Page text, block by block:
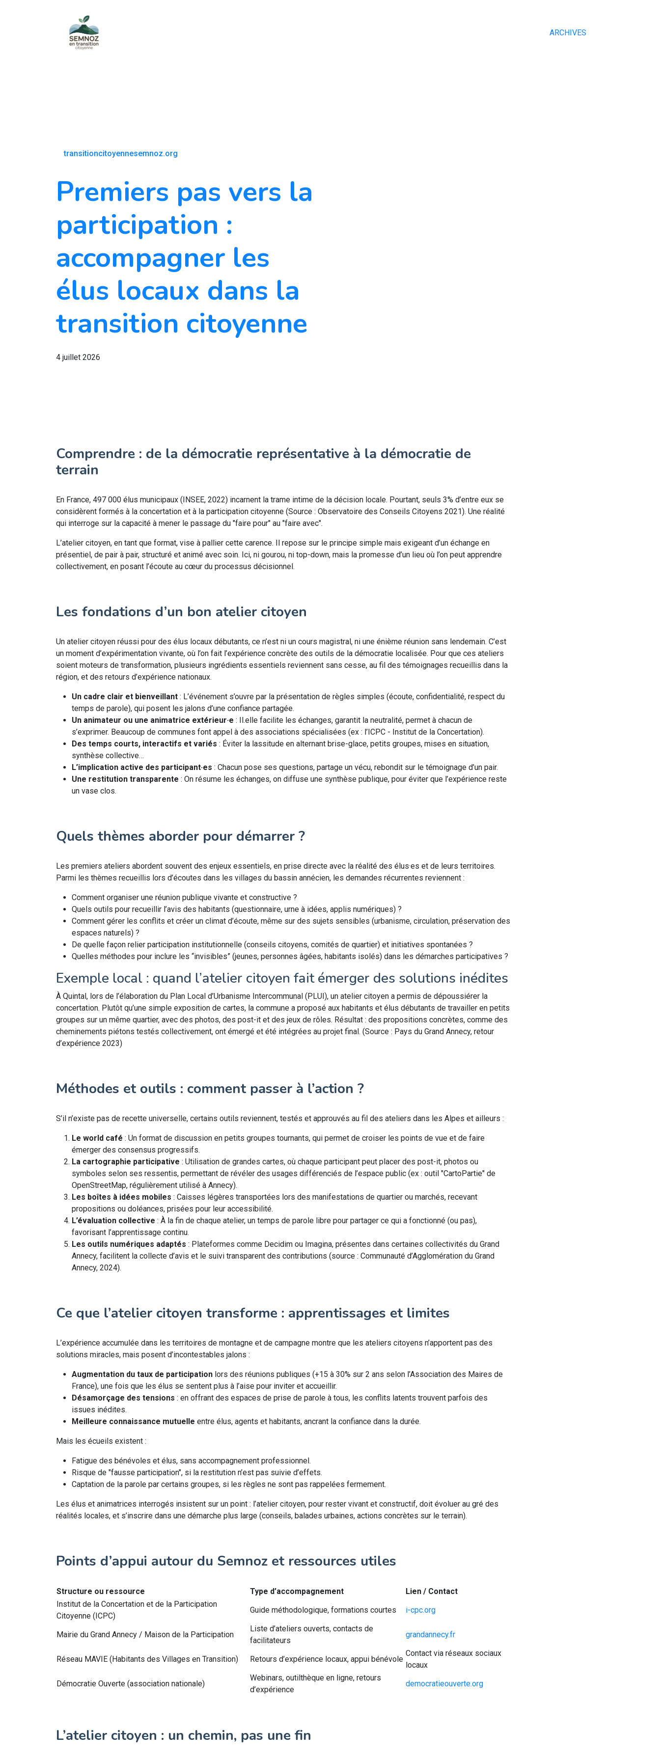
ARCHIVES
transitioncitoyennesemnoz.org
Premiers pas vers la
participation :
accompagner les
élus locaux dans la
transition citoyenne
4 juillet 2026
Comprendre : de la démocratie représentative à la démocratie de
terrain
En France, 497 000 élus municipaux (INSEE, 2022) incarnent la trame intime de la décision locale. Pourtant, seuls 3% d’entre eux se
considèrent formés à la concertation et à la participation citoyenne (Source : Observatoire des Conseils Citoyens 2021). Une réalité
qui interroge sur la capacité à mener le passage du "faire pour" au "faire avec".
L’atelier citoyen, en tant que format, vise à pallier cette carence. Il repose sur le principe simple mais exigeant d’un échange en
présentiel, de pair à pair, structuré et animé avec soin. Ici, ni gourou, ni top-down, mais la promesse d’un lieu où l’on peut apprendre
collectivement, en posant l’écoute au cœur du processus décisionnel.
Les fondations d’un bon atelier citoyen
Un atelier citoyen réussi pour des élus locaux débutants, ce n’est ni un cours magistral, ni une énième réunion sans lendemain. C’est
un moment d’expérimentation vivante, où l’on fait l’expérience concrète des outils de la démocratie localisée. Pour que ces ateliers
soient moteurs de transformation, plusieurs ingrédients essentiels reviennent sans cesse, au fil des témoignages recueillis dans la
région, et des retours d’expérience nationaux.
Un cadre clair et bienveillant : L’événement s’ouvre par la présentation de règles simples (écoute, confidentialité, respect du
temps de parole), qui posent les jalons d’une confiance partagée.
Un animateur ou une animatrice extérieur·e : Il.elle facilite les échanges, garantit la neutralité, permet à chacun de
s’exprimer. Beaucoup de communes font appel à des associations spécialisées (ex : l’ICPC - Institut de la Concertation).
Des temps courts, interactifs et variés : Éviter la lassitude en alternant brise-glace, petits groupes, mises en situation,
synthèse collective…
L’implication active des participant·es : Chacun pose ses questions, partage un vécu, rebondit sur le témoignage d’un pair.
Une restitution transparente : On résume les échanges, on diffuse une synthèse publique, pour éviter que l’expérience reste
un vase clos.
Quels thèmes aborder pour démarrer ?
Les premiers ateliers abordent souvent des enjeux essentiels, en prise directe avec la réalité des élus·es et de leurs territoires.
Parmi les thèmes recueillis lors d’écoutes dans les villages du bassin annécien, les demandes récurrentes reviennent :
Comment organiser une réunion publique vivante et constructive ?
Quels outils pour recueillir l’avis des habitants (questionnaire, urne à idées, applis numériques) ?
Comment gérer les conflits et créer un climat d’écoute, même sur des sujets sensibles (urbanisme, circulation, préservation des
espaces naturels) ?
De quelle façon relier participation institutionnelle (conseils citoyens, comités de quartier) et initiatives spontanées ?
Quelles méthodes pour inclure les “invisibles” (jeunes, personnes âgées, habitants isolés) dans les démarches participatives ?
Exemple local : quand l’atelier citoyen fait émerger des solutions inédites
À Quintal, lors de l’élaboration du Plan Local d’Urbanisme Intercommunal (PLUI), un atelier citoyen a permis de dépoussiérer la
concertation. Plutôt qu’une simple exposition de cartes, la commune a proposé aux habitants et élus débutants de travailler en petits
groupes sur un même quartier, avec des photos, des post-it et des jeux de rôles. Résultat : des propositions concrètes, comme des
cheminements piétons testés collectivement, ont émergé et été intégrées au projet final. (Source : Pays du Grand Annecy, retour
d’expérience 2023)
Méthodes et outils : comment passer à l’action ?
S’il n’existe pas de recette universelle, certains outils reviennent, testés et approuvés au fil des ateliers dans les Alpes et ailleurs :
Le world café : Un format de discussion en petits groupes tournants, qui permet de croiser les points de vue et de faire
émerger des consensus progressifs.
La cartographie participative : Utilisation de grandes cartes, où chaque participant peut placer des post-it, photos ou
symboles selon ses ressentis, permettant de révéler des usages différenciés de l’espace public (ex : outil "CartoPartie" de
OpenStreetMap, régulièrement utilisé à Annecy).
Les boîtes à idées mobiles : Caisses légères transportées lors des manifestations de quartier ou marchés, recevant
propositions ou doléances, prisées pour leur accessibilité.
L’évaluation collective : À la fin de chaque atelier, un temps de parole libre pour partager ce qui a fonctionné (ou pas),
favorisant l’apprentissage continu.
Les outils numériques adaptés : Plateformes comme Decidim ou Imagina, présentes dans certaines collectivités du Grand
Annecy, facilitent la collecte d’avis et le suivi transparent des contributions (source : Communauté d’Agglomération du Grand
Annecy, 2024).
Ce que l’atelier citoyen transforme : apprentissages et limites
L’expérience accumulée dans les territoires de montagne et de campagne montre que les ateliers citoyens n’apportent pas des
solutions miracles, mais posent d’incontestables jalons :
Augmentation du taux de participation lors des réunions publiques (+15 à 30% sur 2 ans selon l’Association des Maires de
France), une fois que les élus se sentent plus à l’aise pour inviter et accueillir.
Désamorçage des tensions : en offrant des espaces de prise de parole à tous, les conflits latents trouvent parfois des
issues inédites.
Meilleure connaissance mutuelle entre élus, agents et habitants, ancrant la confiance dans la durée.
Mais les écueils existent :
Fatigue des bénévoles et élus, sans accompagnement professionnel.
Risque de "fausse participation", si la restitution n’est pas suivie d’effets.
Captation de la parole par certains groupes, si les règles ne sont pas rappelées fermement.
Les élus et animatrices interrogés insistent sur un point : l’atelier citoyen, pour rester vivant et constructif, doit évoluer au gré des
réalités locales, et s’inscrire dans une démarche plus large (conseils, balades urbaines, actions concrètes sur le terrain).
Points d’appui autour du Semnoz et ressources utiles
Structure ou ressource Type d’accompagnement
Lien / Contact
Institut de la Concertation et de la Participation
Citoyenne (ICPC)
Guide méthodologique, formations courtes i-cpc.org
Mairie du Grand Annecy / Maison de la Participation
Liste d’ateliers ouverts, contacts de
facilitateurs
grandannecy.fr
Réseau MAVIE (Habitants des Villages en Transition) Retours d’expérience locaux, appui bénévole
Contact via réseaux sociaux
locaux
Démocratie Ouverte (association nationale)
Webinars, outilthèque en ligne, retours
d’expérience
democratieouverte.org
L’atelier citoyen : un chemin, pas une fin